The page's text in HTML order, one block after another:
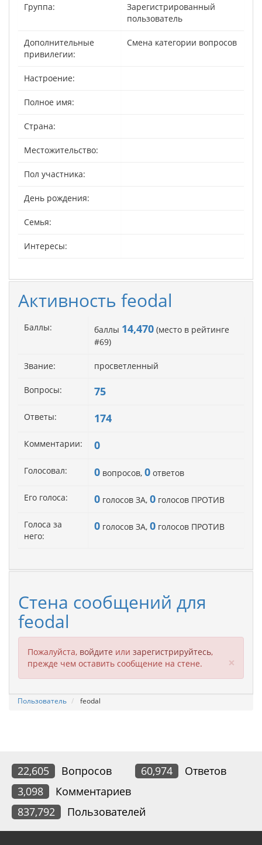
Группа:
Зарегистрированный
пользователь
Дополнительные
привилегии:
Смена категории вопросов
Настроение:
Полное имя:
Страна:
Местожительство:
Пол участника:
День рождения:
Семья:
Интересы:
Активность feodal
Баллы: баллы 14,470 (место в рейтинге
#69)
Звание: просветленный
Вопросы: 75
Ответы: 174
Комментарии: 0
Голосовал: 0 вопросов, 0 ответов
Его голоса: 0 голосов ЗА, 0 голосов ПРОТИВ
Голоса за
него:
0 голосов ЗА, 0 голосов ПРОТИВ
Стена сообщений для
feodal
Пожалуйста, войдите или зарегистрируйтесь,
прежде чем оставить сообщение на стене.
×
Пользователь feodal
22,605 Вопросов 60,974
Ответов
3,098
Комментариев
837,792
Пользователей